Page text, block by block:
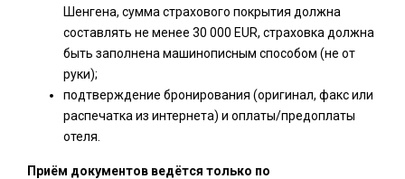
Шенгена, сумма страхового покрытия должна
составлять не менее 30 000 EUR, страховка должна
быть заполнена машинописным способом (не от
руки);
подтверждение бронирования (оригинал, факс или
распечатка из интернета) и оплаты/предоплаты
отеля.
Приём документов ведётся только по